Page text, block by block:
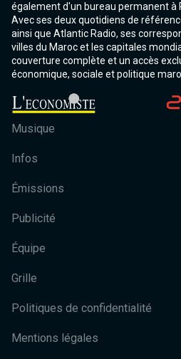
également d'un bureau permanent à
Avec ses deux quotidiens de
ainsi que Atlantic Radio, ses
villes du Maroc et les capitales
couverture complète et un accès
économique, sociale et politique
Musique
Infos
Émissions
Publicité
Équipe
Grille
Politiques de confidentialité
Mentions légales